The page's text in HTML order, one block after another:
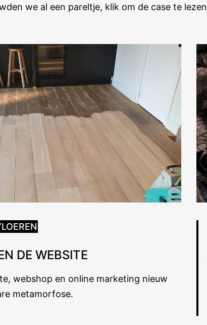
we al een pareltje, klik om de case te lezen
DE WEBSITE
webshop en online marketing nieuw
metamorfose.